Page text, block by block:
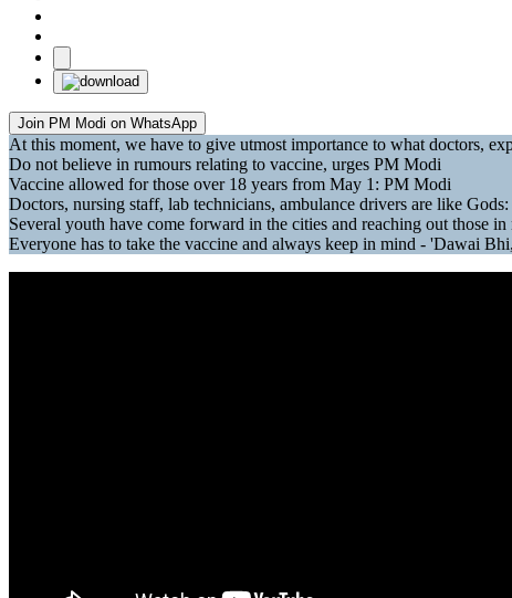
Join PM Modi on WhatsApp
At this moment, we have to give utmost importance to what doctors,
Do not believe in rumours relating to vaccine, urges PM Modi
Vaccine allowed for those over 18 years from May 1: PM Modi
Doctors, nursing staff, lab technicians, ambulance drivers are like
Several youth have come forward in the cities and reaching out those in
Everyone has to take the vaccine and always keep in mind - 'Dawai